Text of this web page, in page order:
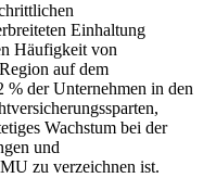
Einhaltung
Häufigkeit von
auf dem
der Unternehmen in den
Wachstum bei der
und
zu verzeichnen ist.